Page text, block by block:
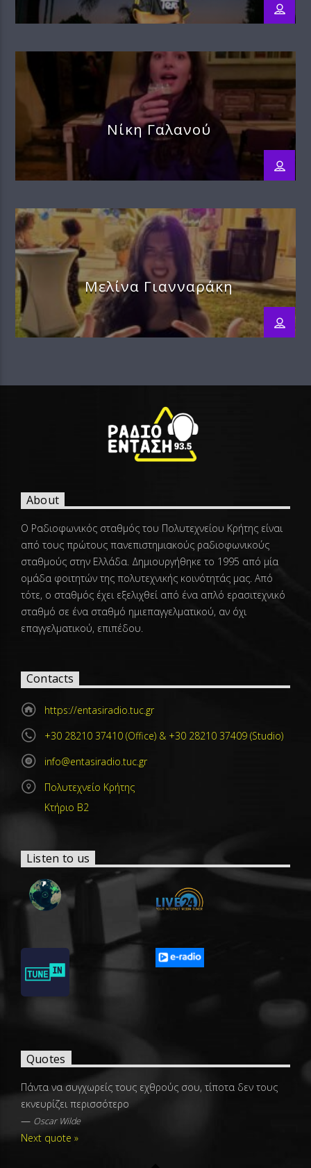
Νίκη Γαλανού
Μελίνα Γιανναράκη
About
Ο Ραδιοφωνικός σταθμός του Πολυτεχνείου Κρήτης είναι
από τους πρώτους πανεπιστημιακούς ραδιοφωνικούς
σταθμούς στην Ελλάδα. Δημιουργήθηκε το 1995 από μία
ομάδα φοιτητών της πολυτεχνικής κοινότητάς μας. Από
τότε, ο σταθμός έχει εξελιχθεί από ένα απλό ερασιτεχνικό
σταθμό σε ένα σταθμό ημιεπαγγελματικού, αν όχι
επαγγελματικού, επιπέδου.
Contacts
https://entasiradio.tuc.gr
+30 28210 37410 (Office) & +30 28210 37409 (Studio)
info@entasiradio.tuc.gr
Πολυτεχνείο Κρήτης
Κτήριο Β2
Listen to us
Quotes
Πάντα να συγχωρείς τους εχθρούς σου, τίποτα δεν τους
εκνευρίζει περισσότερο
— Oscar Wilde
Next quote »